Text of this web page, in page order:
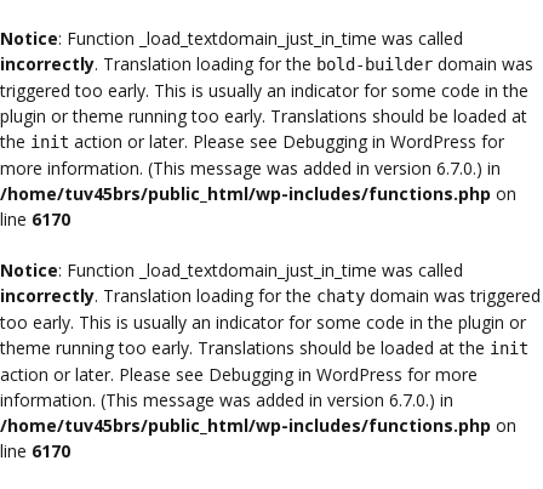
Notice: Function _load_textdomain_just_in_time was called
incorrectly. Translation loading for the bold-builder domain was
triggered too early. This is usually an indicator for some code in the
plugin or theme running too early. Translations should be loaded at
the init action or later. Please see Debugging in WordPress for
more information. (This message was added in version 6.7.0.) in
/home/tuv45brs/public_html/wp-includes/functions.php on
line 6170
Notice: Function _load_textdomain_just_in_time was called
incorrectly. Translation loading for the chaty domain was triggered
too early. This is usually an indicator for some code in the plugin or
theme running too early. Translations should be loaded at the init
action or later. Please see Debugging in WordPress for more
information. (This message was added in version 6.7.0.) in
/home/tuv45brs/public_html/wp-includes/functions.php on
line 6170